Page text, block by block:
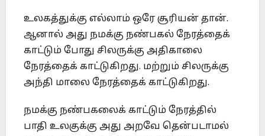
உலகத்துக்கு எல்லாம் ஒரே சூரியன் தான்.
ஆனால் அது நமக்கு நண்பகல் நேரத்தைக்
காட்டும் போது சிலருக்கு அதிகாலை
நேரத்தைக் காட்டுகிறது. மற்றும் சிலருக்கு
அந்தி மாலை நேரத்தைக் காட்டுகிறது.
நமக்கு நண்பகலைக் காட்டும் நேரத்தில்
பாதி உலகுக்கு அது அறவே தென்படாமல்